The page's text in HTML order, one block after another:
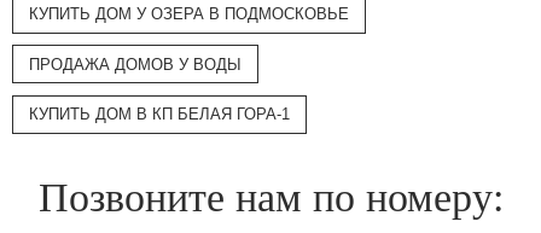
КУПИТЬ ДОМ У ОЗЕРА В ПОДМОСКОВЬЕ
ПРОДАЖА ДОМОВ У ВОДЫ
КУПИТЬ ДОМ В КП БЕЛАЯ ГОРА-1
Позвоните нам по номеру: